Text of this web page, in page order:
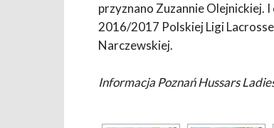
przyznano Zuzannie Olejnickiej.
2016/2017 Polskiej Ligi
Narczewskiej.
Informacja Poznań Hussars